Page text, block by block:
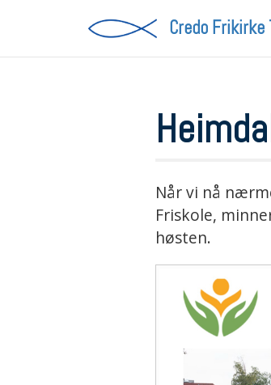
Credo Frikirke
Når vi nå
Friskole,
høsten.